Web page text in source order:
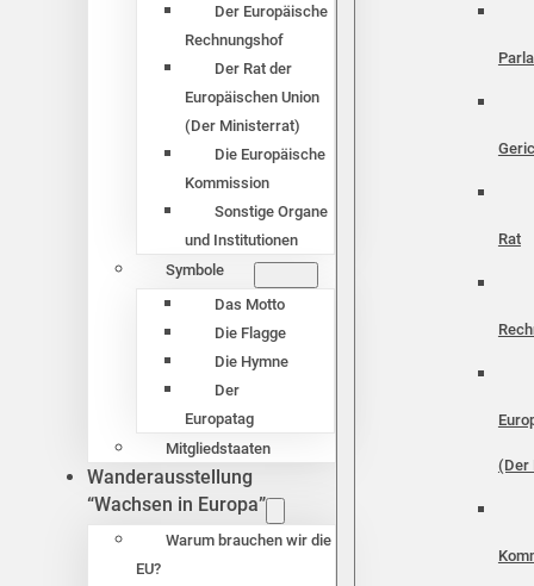
Der Europäische
Rechnungshof
Der Rat der
Europäischen Union
(Der Ministerrat)
Die Europäische
Kommission
Sonstige Organe
und Institutionen
Symbole
Das Motto
Die Flagge
Die Hymne
Der
Europatag
Mitgliedstaaten
Wanderausstellung
“Wachsen in Europa”
Warum brauchen wir die
EU?
Rat
(Der